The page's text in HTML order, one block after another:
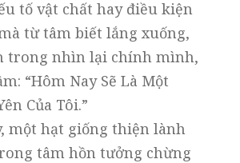
tố vật chất hay điều kiện
từ tâm biết lắng xuống,
trong nhìn lại chính mình,
“Hôm Nay Sẽ Là Một
Của Tôi.”
một hạt giống thiện lành
tâm hồn tưởng chừng